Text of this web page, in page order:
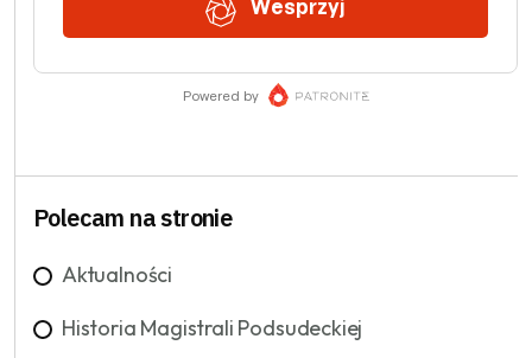
Polecam na stronie
Aktualności
Historia Magistrali Podsudeckiej